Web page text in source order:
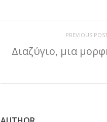
PREVIOUS
Διαζύγιο, μια